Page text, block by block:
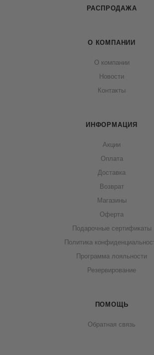
РАСПРОДАЖА
О КОМПАНИИ
О компании
Новости
Контакты
ИНФОРМАЦИЯ
Акции
Оплата
Доставка
Возврат
Магазины
Оферта
Подарочные сертификаты
Политика
Программа лояльности
Резервирование
ПОМОЩЬ
Обратная связь